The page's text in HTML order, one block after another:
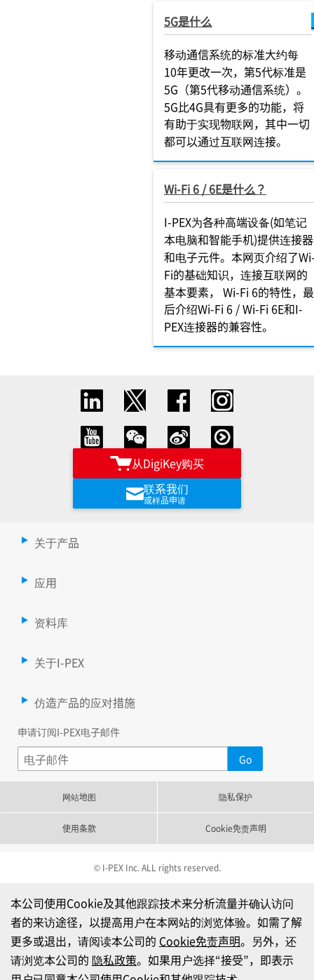
5G是什么
移动通信系统的标准大约每
10年更改一次，第5代标准是
5G（第5代移动通信系统）。
5G比4G具有更多的功能，将
有助于实现物联网，其中一切
都可以通过互联网连接。
Wi-Fi 6 / 6E是什么？
I-PEX为各种高端设备(如笔记
本电脑和智能手机)提供连接器
和电子元件。本网页介绍了
Fi的基础知识，连接互联网的
基本要素， Wi-Fi 6的特性，最
后介绍Wi-Fi 6 / Wi-Fi 6E和I-
PEX连接器的兼容性。
从DigiKey购买
联系我们
或样品申请
关于产品
应用
资料库
关于I-PEX
仿造产品的应对措施
申请订阅I-PEX电子邮件
网站地图 隐私保护
使用条款 Cookie免责声明
© I-PEX Inc. ALL rights reserved.
本公司使用Cookie及其他跟踪技术来分析流量并确认访问
者的来访途径，以提高用户在本网站的浏览体验。如需了解
更多或退出，请阅读本公司的 Cookie免责声明。另外，还
请浏览本公司的 隐私政策。如果用户选择“接受”，即表示